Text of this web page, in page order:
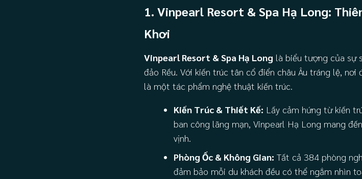
1. Vinpearl Resort & Spa Hạ Long:
Khơi
Vinpearl Resort & Spa Hạ Long là biểu tượng của sự
đảo Rều. Với kiến trúc tân cổ điển châu Âu tráng lệ,
là một tác phẩm nghệ thuật kiến trúc.
Kiến Trúc & Thiết Kế: Lấy cảm hứng từ kiến
ban công lãng mạn, Vinpearl Hạ Long mang
vịnh.
Phòng Ốc & Không Gian: Tất cả 384 phòng
đảm bảo mỗi du khách đều có thể ngắm nhìn